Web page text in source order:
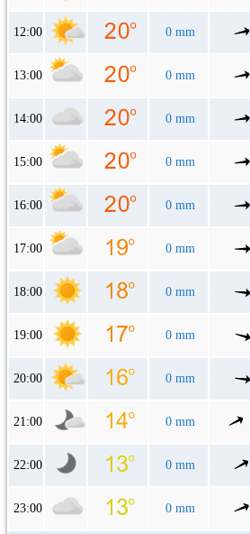
12:00 0 mm
13:00 0 mm
14:00 0 mm
15:00 0 mm
16:00 0 mm
17:00 0 mm
18:00 0 mm
19:00 0 mm
20:00 0 mm
21:00 0 mm
22:00 0 mm
23:00 0 mm